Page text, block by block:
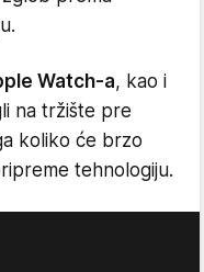
Watch-a, kao i
na tržište pre
koliko će brzo
tehnologiju.